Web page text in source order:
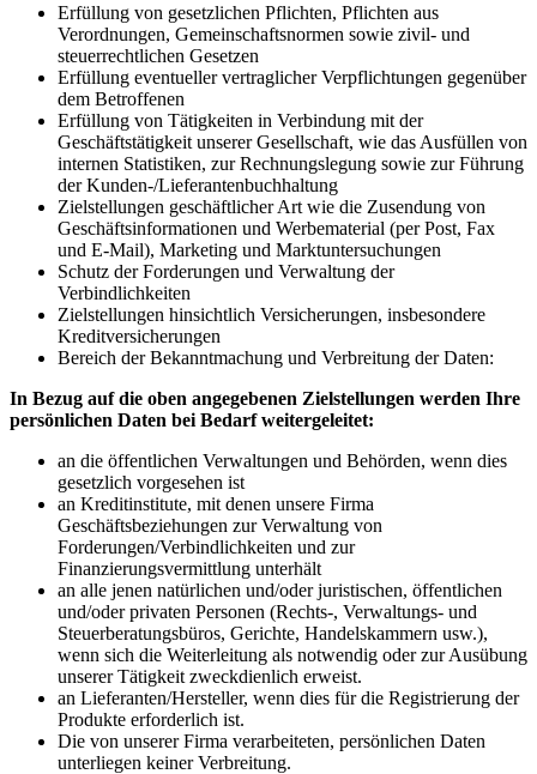
Erfüllung von gesetzlichen Pflichten, Pflichten aus
Verordnungen, Gemeinschaftsnormen sowie zivil- und
steuerrechtlichen Gesetzen
Erfüllung eventueller vertraglicher Verpflichtungen gegenüber
dem Betroffenen
Erfüllung von Tätigkeiten in Verbindung mit der
Geschäftstätigkeit unserer Gesellschaft, wie das Ausfüllen von
internen Statistiken, zur Rechnungslegung sowie zur Führung
der Kunden-/Lieferantenbuchhaltung
Zielstellungen geschäftlicher Art wie die Zusendung von
Geschäftsinformationen und Werbematerial (per Post, Fax
und E-Mail), Marketing und Marktuntersuchungen
Schutz der Forderungen und Verwaltung der
Verbindlichkeiten
Zielstellungen hinsichtlich Versicherungen, insbesondere
Kreditversicherungen
Bereich der Bekanntmachung und Verbreitung der Daten:
In Bezug auf die oben angegebenen Zielstellungen werden Ihre
persönlichen Daten bei Bedarf weitergeleitet:
an die öffentlichen Verwaltungen und Behörden, wenn dies
gesetzlich vorgesehen ist
an Kreditinstitute, mit denen unsere Firma
Geschäftsbeziehungen zur Verwaltung von
Forderungen/Verbindlichkeiten und zur
Finanzierungsvermittlung unterhält
an alle jenen natürlichen und/oder juristischen, öffentlichen
und/oder privaten Personen (Rechts-, Verwaltungs- und
Steuerberatungsbüros, Gerichte, Handelskammern usw.),
wenn sich die Weiterleitung als notwendig oder zur Ausübung
unserer Tätigkeit zweckdienlich erweist.
an Lieferanten/Hersteller, wenn dies für die Registrierung der
Produkte erforderlich ist.
Die von unserer Firma verarbeiteten, persönlichen Daten
unterliegen keiner Verbreitung.